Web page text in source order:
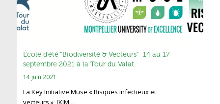
École d’été “Biodiversité & Vecteurs” 14 au 17
septembre 2021 à la Tour du Valat.
14 juin 2021
La Key Initiative Muse « Risques infectieux et
vecteurs » (KIM…